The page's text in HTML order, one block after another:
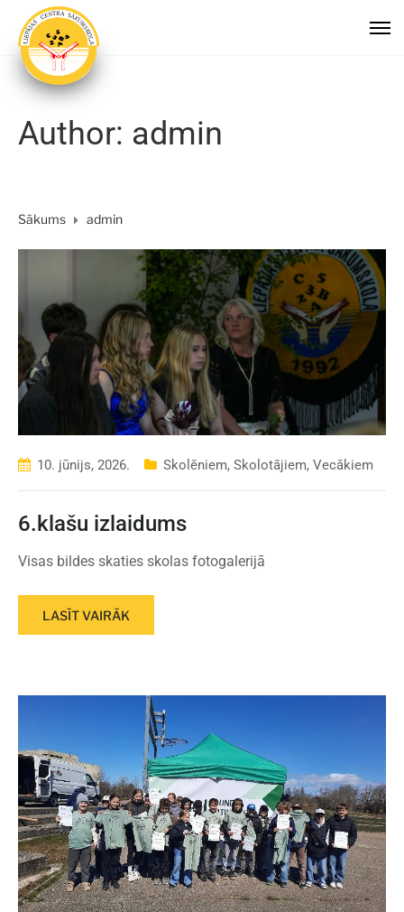
Author: admin
Sākums admin
10. jūnijs, 2026. Skolēniem, Skolotājiem, Vecākiem
6.klašu izlaidums
Visas bildes skaties skolas fotogalerijā
LASĪT VAIRĀK